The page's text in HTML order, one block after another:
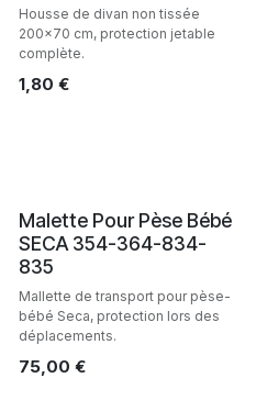
Housse de divan non tissée
200x70 cm, protection jetable
complète.
1,80 €
Malette Pour Pèse Bébé
SECA 354-364-834-
835
Mallette de transport pour pèse-
bébé Seca, protection lors des
déplacements.
75,00 €